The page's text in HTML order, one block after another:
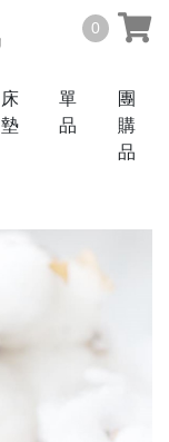
0
床
墊
單
品
團
購
品